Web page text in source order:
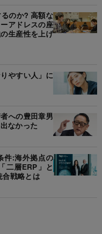
のか? 高額な
アドレスの座
生産性を上げ
やすい人」に
への豊田章男
なかった
件:海外拠点の
二層ERP」と
合戦略とは